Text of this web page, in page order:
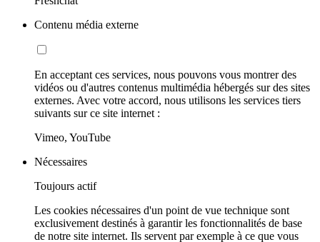
Contenu média externe
En acceptant ces services, nous pouvons vous montrer des
vidéos ou d'autres contenus multimédia hébergés sur des sites
externes. Avec votre accord, nous utilisons les services tiers
suivants sur ce site internet :
Vimeo, YouTube
Nécessaires
Toujours actif
Les cookies nécessaires d'un point de vue technique sont
exclusivement destinés à garantir les fonctionnalités de base
de notre site internet. Ils servent par exemple à ce que vous